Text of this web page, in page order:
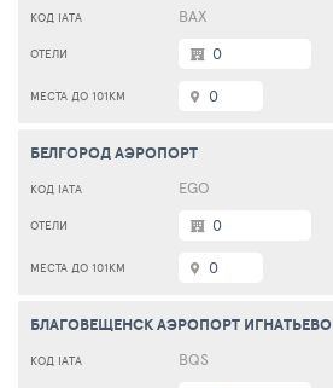
BAX
0
0
БЕЛГОРОД АЭРОПОРТ
EGO
0
0
БЛАГОВЕЩЕНСК АЭРОПОРТ ИГНАТЬЕВО
BQS